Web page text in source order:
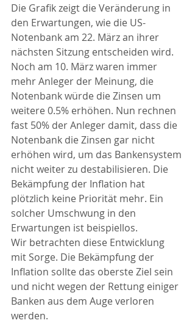
Die Grafik zeigt die Veränderung in
den Erwartungen, wie die US-
Notenbank am 22. März an ihrer
nächsten Sitzung entscheiden wird.
Noch am 10. März waren immer
mehr Anleger der Meinung, die
Notenbank würde die Zinsen um
weitere 0.5% erhöhen. Nun rechnen
fast 50% der Anleger damit, dass die
Notenbank die Zinsen gar nicht
erhöhen wird, um das Bankensystem
nicht weiter zu destabilisieren. Die
Bekämpfung der Inflation hat
plötzlich keine Priorität mehr. Ein
solcher Umschwung in den
Erwartungen ist beispiellos.
Wir betrachten diese Entwicklung
mit Sorge. Die Bekämpfung der
Inflation sollte das oberste Ziel sein
und nicht wegen der Rettung einiger
Banken aus dem Auge verloren
werden.